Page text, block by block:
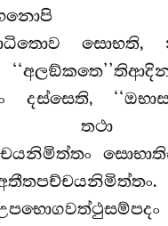
සොභති,
දස්සෙති,
තථා